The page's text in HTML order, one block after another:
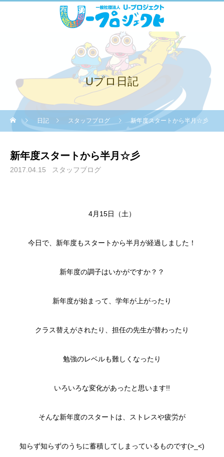
Uプロ日記
日記 スタッフブログ 新年度スタートから半月☆彡
新年度スタートから半月☆彡
2017.04.15 スタッフブログ
4月15日（土）
今日で、新年度もスタートから半月が経過しました！
新年度の調子はいかがですか？？
新年度が始まって、学年が上がったり
クラス替えがされたり、担任の先生が替わったり
勉強のレベルも難しくなったり
いろいろな変化があったと思います!!
そんな新年度のスタートは、ストレスや疲労が
知らず知らずのうちに蓄積してしまっているものです(>_<)